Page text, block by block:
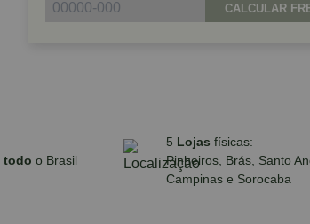
CALCULAR
todo o Brasil
5 Lojas físicas:
Pinheiros, Brás, Santo
Campinas e Sorocaba